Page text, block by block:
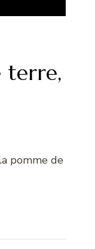
terre,
pomme de